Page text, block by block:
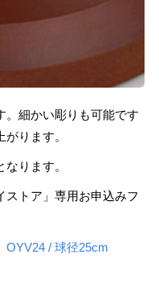
。細かい彫りも可能です
ります。
ります。
ストア」専用お申込みフ
OYV24 / 球径25cm